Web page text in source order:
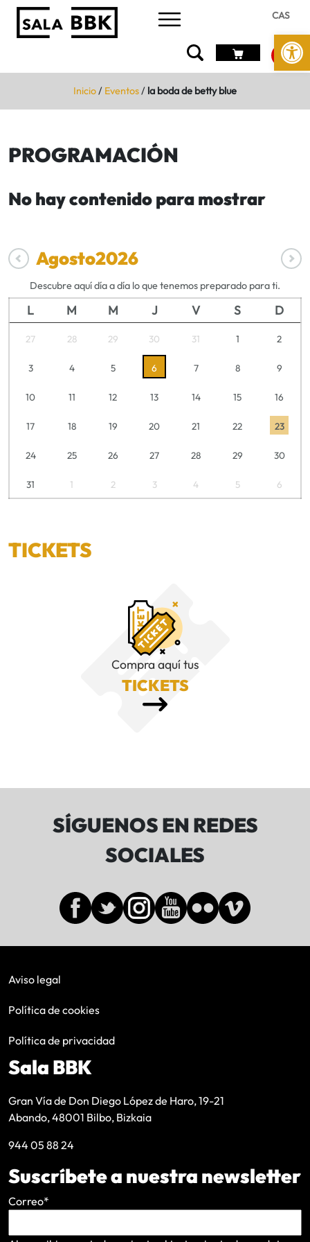
Abrir
CAS
Inicio/ Eventos/ la boda de betty blue
PROGRAMACIÓN
No hay contenido para mostrar
Agosto2026
Descubre aquí día a día lo que tenemos preparado para ti.
L M M J V S D
27 28 29 30 31 1 2
3 4 5 6 7 8 9
10 11 12 13 14 15 16
17 18 19 20 21 22 23
24 25 26 27 28 29 30
31 1 2 3 4 5 6
TICKETS
Compra aquí tus
TICKETS
SÍGUENOS EN REDES
SOCIALES
Aviso legal
Política de cookies
Política de privacidad
Sala BBK
Gran Vía de Don Diego López de Haro, 19-21
Abando, 48001 Bilbo, Bizkaia
944 05 88 24
Suscríbete a nuestra newsletter
Correo*